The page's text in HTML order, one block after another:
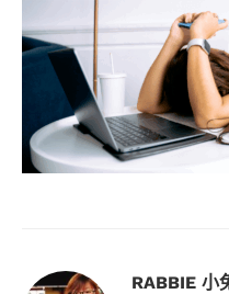
RABBIE 小